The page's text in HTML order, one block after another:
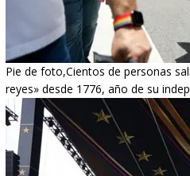
Pie de foto,Cientos de personas
reyes» desde 1776, año de su